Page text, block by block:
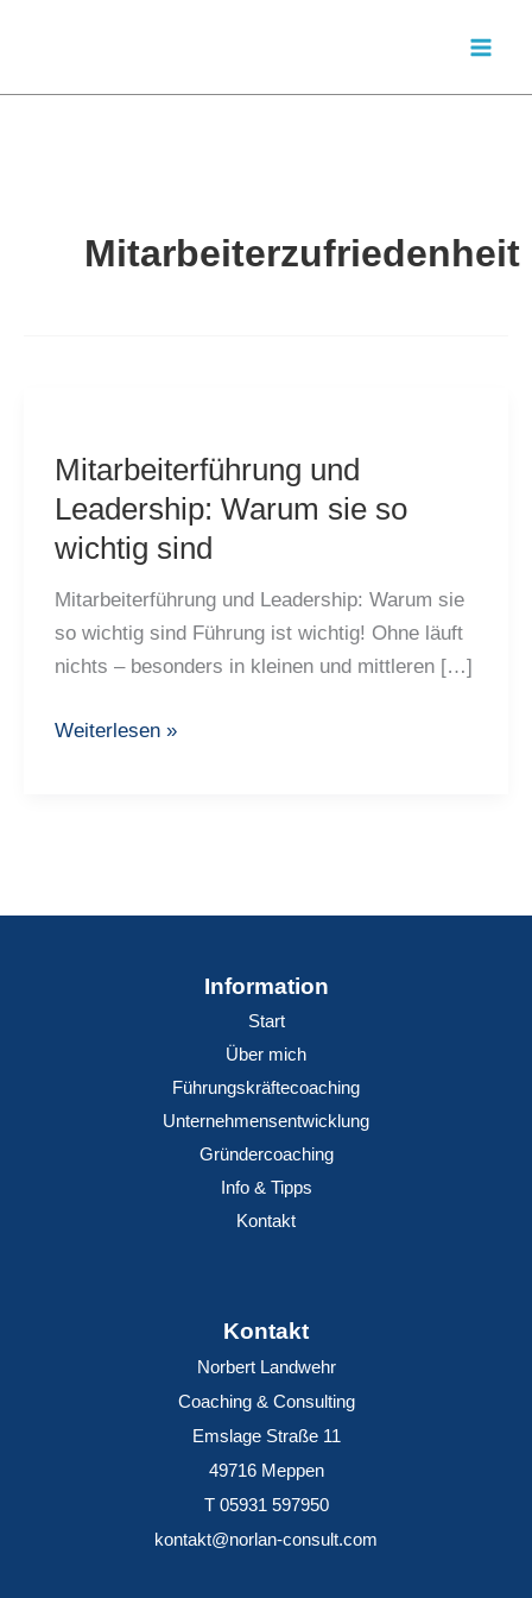
Mitarbeiterzufriedenheit
Mitarbeiterführung und
Leadership: Warum sie so
wichtig sind
Mitarbeiterführung und Leadership: Warum sie
so wichtig sind Führung ist wichtig! Ohne läuft
nichts – besonders in kleinen und mittleren […]
Mitarbeiterführung
Weiterlesen »
Information
Start
Über mich
Führungskräftecoaching
Unternehmensentwicklung
Gründercoaching
Info & Tipps
Kontakt
Kontakt
Norbert Landwehr
Coaching & Consulting
Emslage Straße 11
49716 Meppen
T 05931 597950
kontakt@norlan-consult.com